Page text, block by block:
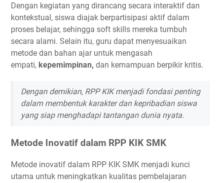
Dengan kegiatan yang dirancang secara interaktif dan
kontekstual, siswa diajak berpartisipasi aktif dalam
proses belajar, sehingga soft skills mereka tumbuh
secara alami. Selain itu, guru dapat menyesuaikan
metode dan bahan ajar untuk mengasah
empati, kepemimpinan, dan kemampuan berpikir kritis.
Dengan demikian, RPP KIK menjadi fondasi penting
dalam membentuk karakter dan kepribadian siswa
yang siap menghadapi tantangan dunia nyata.
Metode Inovatif dalam RPP KIK SMK
Metode inovatif dalam RPP KIK SMK menjadi kunci
utama untuk meningkatkan kualitas pembelajaran